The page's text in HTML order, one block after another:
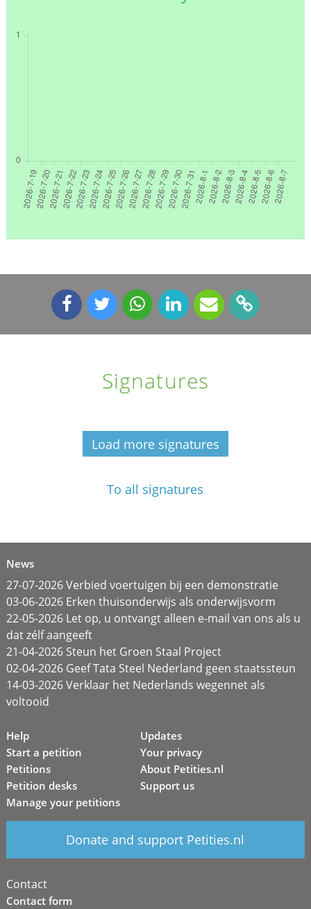
Signatures
Load more signatures
To all signatures
News
27-07-2026 Verbied voertuigen bij een demonstratie
03-06-2026 Erken thuisonderwijs als onderwijsvorm
22-05-2026 Let op, u ontvangt alleen e-mail van ons als u
dat zélf aangeeft
21-04-2026 Steun het Groen Staal Project
02-04-2026 Geef Tata Steel Nederland geen staatssteun
14-03-2026 Verklaar het Nederlands wegennet als
voltooid
Help
Start a petition
Petitions
Petition desks
Manage your petitions
Updates
Your privacy
About Petities.nl
Support us
Donate and support Petities.nl
Contact
Contact form